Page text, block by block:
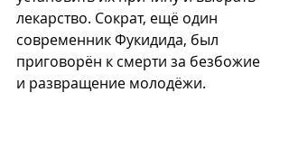
лекарство. Сократ, ещё один
современник Фукидида, был
приговорён к смерти за безбожие
и развращение молодёжи.